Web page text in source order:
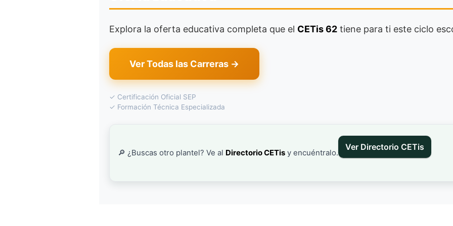
Explora la oferta educativa completa que el CETis 62 tiene para ti este ciclo
Ver Todas las Carreras →
✓ Certificación Oficial SEP
✓ Formación Técnica Especializada
🔎 ¿Buscas otro plantel? Ve al Directorio CETis y encuéntralo.
Ver Directorio CETis